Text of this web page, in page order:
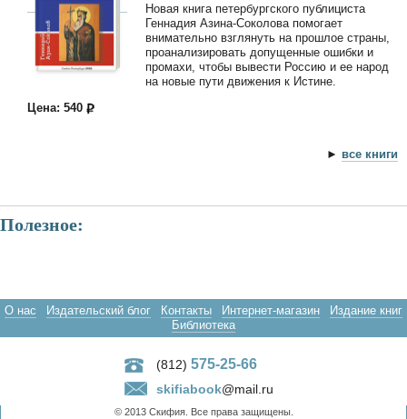
Новая книга петербургского публициста
Геннадия Азина-Соколова помогает
внимательно взглянуть на прошлое страны,
проанализировать допущенные ошибки и
промахи, чтобы вывести Россию и ее народ
на новые пути движения к Истине.
Цена: 540
► все книги
Полезное:
О нас Издательский блог Контакты Интернет-магазин
Издание книг
Библиотека
(812) 575-25-66
skifiabook@mail.ru
© 2013 Скифия. Все права защищены.